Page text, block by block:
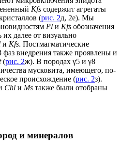
Kfs содержит агрегаты
(рис. 2д, 2е). Мы
Pl и Kfs обозначения
далее от визуально
и Kfs. Постмагматические
фаз внедрения также проявлены и
(рис. 2ж). В породах γ5 и γ8
мусковита, имеющего, по-
происхождение (рис. 2з).
Chl и Ms также были отобраны
и минералов